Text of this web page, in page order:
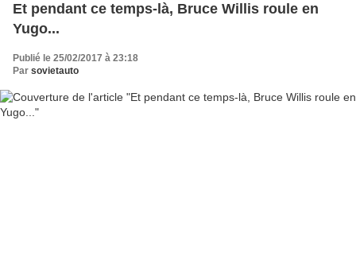
Et pendant ce temps-là, Bruce Willis roule en
Yugo...
Publié le 25/02/2017 à 23:18
Par sovietauto